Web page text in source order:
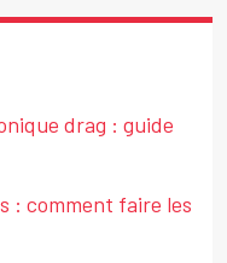
drag : guide
: comment faire les